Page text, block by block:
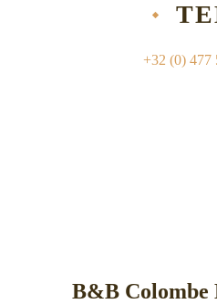
+32 (0) 477
B&B Colombe